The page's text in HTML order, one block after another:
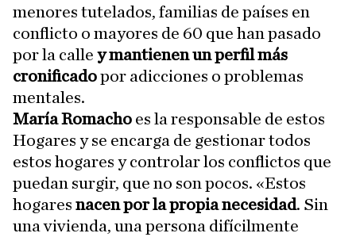
menores tutelados, familias de países en
conflicto o mayores de 60 que han pasado
por la calle y mantienen un perfil más
cronificadopor adicciones o problemas
mentales.
María Romacho es la responsable de estos
Hogares y se encarga de gestionar todos
estos hogares y controlar los conflictos que
puedan surgir, que no son pocos. «Estos
hogares nacen por la propia necesidad. Sin
una vivienda, una persona difícilmente